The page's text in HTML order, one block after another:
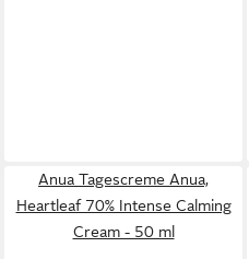
Anua Tagescreme Anua,
Heartleaf 70% Intense Calming
Cream - 50 ml